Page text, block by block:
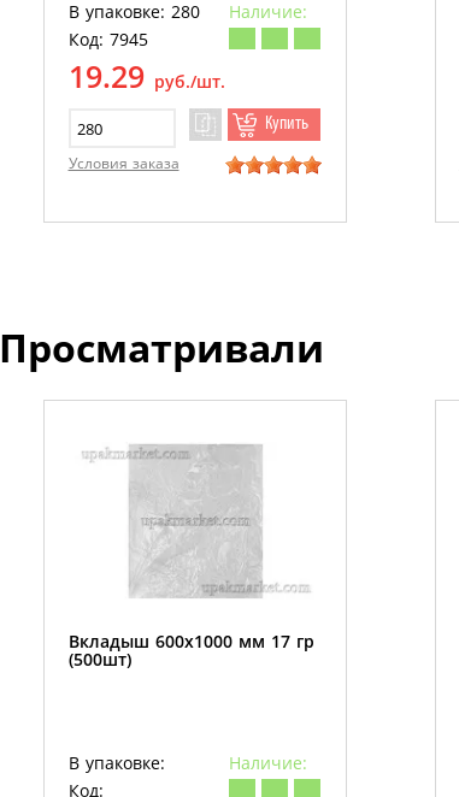
ГП (280шт)
В упаковке: 280
Наличие:
Код: 7945
19.29 руб./шт.
Купить
Условия заказа
Просматривали
Вкладыш 600х1000 мм 17 гр
(500шт)
В упаковке:
Наличие:
Код: